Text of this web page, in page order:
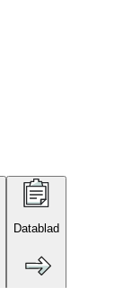
Datablad